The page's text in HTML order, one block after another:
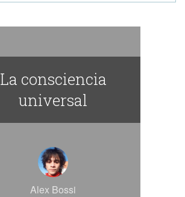
La consciencia
universal
Alex Bossi